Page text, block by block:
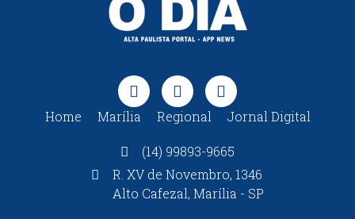
Home Marília Regional Jornal Digital
(14) 99893-9665
R. XV de Novembro, 1346
Alto Cafezal, Marília - SP